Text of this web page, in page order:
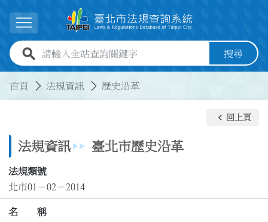
展開選單
全站查詢關鍵字欄位 搜尋
首頁 法規資訊 歷史沿革
法規資訊 臺北市歷史沿革
keyboard_arrow_left 回上頁
法規類號
北市01－02－2014
名 稱